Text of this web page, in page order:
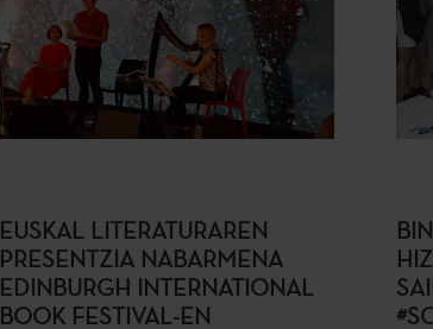
EUSKAL LITERATURAREN
PRESENTZIA NABARMENA
EDINBURGH INTERNATIONAL
BOOK FESTIVAL-EN